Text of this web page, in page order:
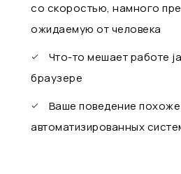
со скоростью, намного
ожидаемую от человека
Что-то мешает работе
браузере
Ваше поведение
автоматизированных